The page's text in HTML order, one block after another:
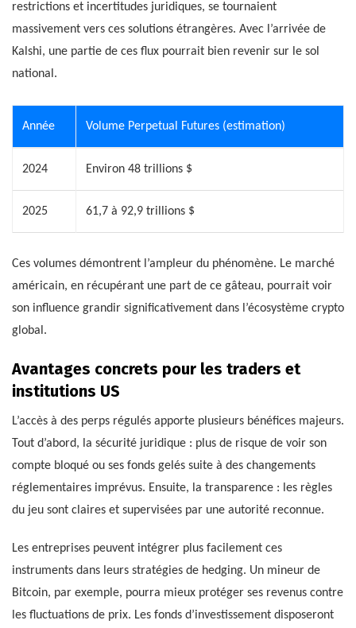
restrictions et incertitudes juridiques, se tournaient
massivement vers ces solutions étrangères. Avec l’arrivée de
Kalshi, une partie de ces flux pourrait bien revenir sur le sol
national.
Année Volume Perpetual Futures (estimation)
2024 Environ 48 trillions $
2025 61,7 à 92,9 trillions $
Ces volumes démontrent l’ampleur du phénomène. Le marché
américain, en récupérant une part de ce gâteau, pourrait voir
son influence grandir significativement dans l’écosystème crypto
global.
Avantages concrets pour les traders et
institutions US
L’accès à des perps régulés apporte plusieurs bénéfices majeurs.
Tout d’abord, la sécurité juridique : plus de risque de voir son
compte bloqué ou ses fonds gelés suite à des changements
réglementaires imprévus. Ensuite, la transparence : les règles
du jeu sont claires et supervisées par une autorité reconnue.
Les entreprises peuvent intégrer plus facilement ces
instruments dans leurs stratégies de hedging. Un mineur de
Bitcoin, par exemple, pourra mieux protéger ses revenus contre
les fluctuations de prix. Les fonds d’investissement disposeront